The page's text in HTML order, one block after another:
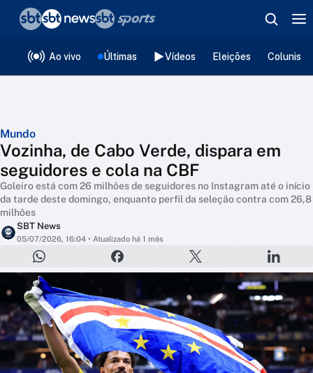
Ao vivo Últimas Vídeos Eleições
Mundo
Vozinha, de Cabo Verde, dispara em
seguidores e cola na CBF
Goleiro está com 26 milhões de seguidores no Instagram até o início
da tarde deste domingo, enquanto perfil da seleção contra com 26,8
milhões
SBT News
05/07/2026, 16:04 • Atualizado há 1 mês
❮voltar
Editorias